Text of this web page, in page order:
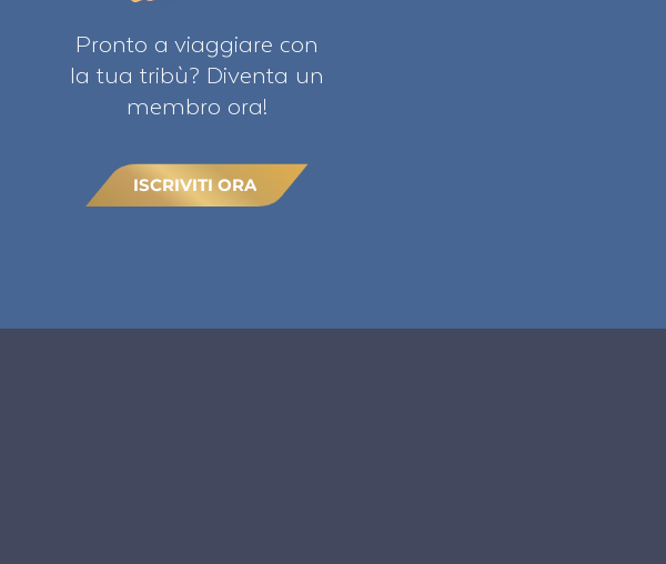
Pronto a viaggiare con
la tua tribù? Diventa un
membro ora!
ISCRIVITI ORA